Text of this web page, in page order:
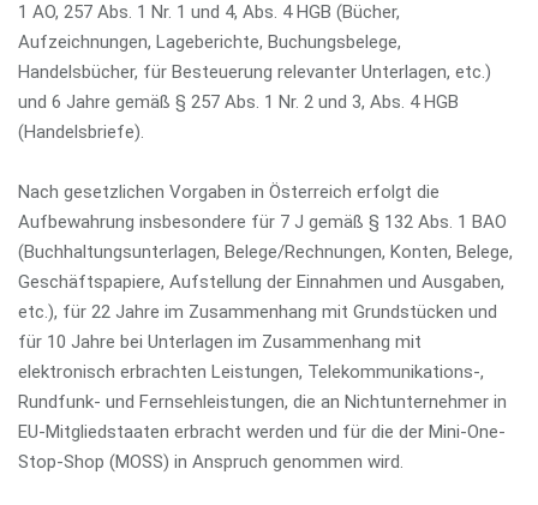
1 AO, 257 Abs. 1 Nr. 1 und 4, Abs. 4 HGB (Bücher,
Aufzeichnungen, Lageberichte, Buchungsbelege,
Handelsbücher, für Besteuerung relevanter Unterlagen, etc.)
und 6 Jahre gemäß § 257 Abs. 1 Nr. 2 und 3, Abs. 4 HGB
(Handelsbriefe).
Nach gesetzlichen Vorgaben in Österreich erfolgt die
Aufbewahrung insbesondere für 7 J gemäß § 132 Abs. 1 BAO
(Buchhaltungsunterlagen, Belege/Rechnungen, Konten, Belege,
Geschäftspapiere, Aufstellung der Einnahmen und Ausgaben,
etc.), für 22 Jahre im Zusammenhang mit Grundstücken und
für 10 Jahre bei Unterlagen im Zusammenhang mit
elektronisch erbrachten Leistungen, Telekommunikations-,
Rundfunk- und Fernsehleistungen, die an Nichtunternehmer in
EU-Mitgliedstaaten erbracht werden und für die der Mini-One-
Stop-Shop (MOSS) in Anspruch genommen wird.